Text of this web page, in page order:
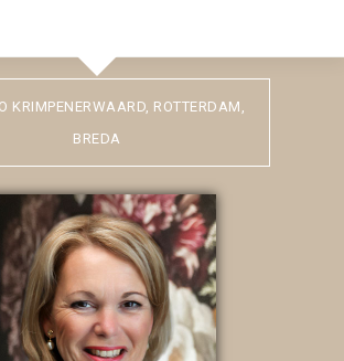
KRIMPENERWAARD, ROTTERDAM,
BREDA